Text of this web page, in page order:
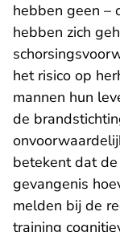
hebben geen –
hebben zich
het risico op
mannen hun
de
betekent dat
gevangenis
melden bij de
training